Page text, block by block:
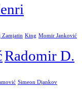
Zamjatin King Momir Janković
Radomir D.
Simeon Djankov